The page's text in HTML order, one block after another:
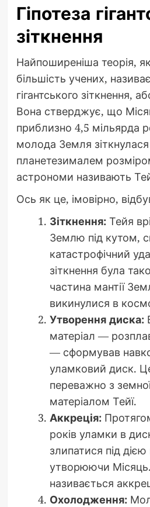
Гіпотеза
зіткнення
Найпоширеніша теорія,
більшість учених,
гігантського зіткнення,
Вона стверджує, що
приблизно 4,5 мільярда
молода Земля зіткнулася
планетезималем
астрономи називають
Ось як це, імовірно,
Зіткнення:Тейя
Землю під кутом,
катастрофічний
зіткнення була
частина мантії
викинулися в
Утворення диска:
матеріал —
— сформував
уламковий диск.
переважно з
матеріалом Тейї.
Аккреція:
років уламки в
злипатися під дією
утворюючи
називається
Охолодження: